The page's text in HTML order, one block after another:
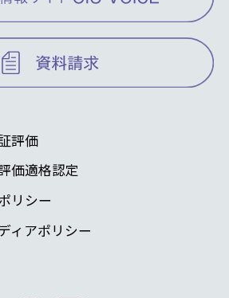
評価
価適格認定
リシー
ィアポリシー